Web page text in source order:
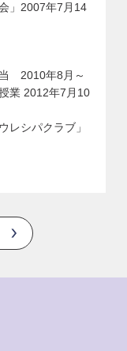
」2007年7月14
2010年8月～
業 2012年7月10
レシパクラブ」